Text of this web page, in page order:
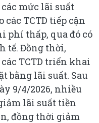
mức lãi suất
TCTD tiếp cận
phí thấp, qua đó có
tế. Đồng thời,
TCTD triển khai
bằng lãi suất. Sau
9/4/2026, nhiều
lãi suất tiền
đồng thời giảm